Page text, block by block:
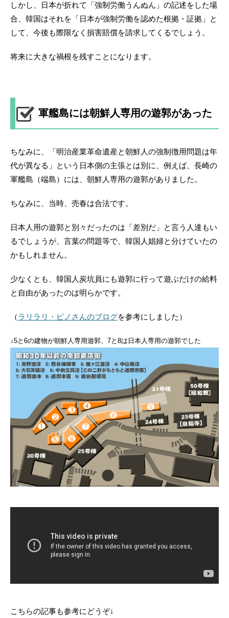
しかし、日本が折れて「強制労働うんぬん」の記述をした場
合、韓国はそれを「日本が強制労働を認めた根拠・証拠」と
して、今後も際限なく損害賠償を請求してくるでしょう。
将来に大きな禍根を残すことになります。
軍艦島には朝鮮人専用の遊郭があった
ちなみに、「明治産業革命遺産と朝鮮人の強制徴用問題は年
代が異なる」という日本側の主張とは別に、例えば、長崎の
軍艦島（端島）には、朝鮮人専用の遊郭がありました。
ちなみに、当時、売春は合法です。
日本人用の遊郭と別々だったのは「差別だ」と言う人達もい
るでしょうが、言葉の問題等で、韓国人娼婦と分けていたの
かもしれません。
少なくとも、韓国人炭坑員にも遊郭に行って遊ぶだけの給料
と自由があったのは明らかです。
（ラリラリ・ピノさんのブログを参考にしました）
↓5と6の建物が朝鮮人専用遊郭、7と8は日本人専用の遊郭でした
こちらの記事も参考にどうぞ↓